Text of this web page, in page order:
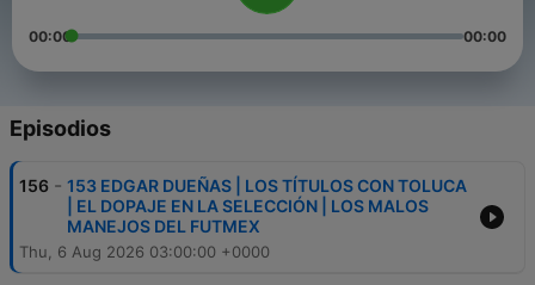
00:00 00:00
Episodios
156 - 153 EDGAR DUEÑAS | LOS TÍTULOS CON TOLUCA
| EL DOPAJE EN LA SELECCIÓN | LOS MALOS
MANEJOS DEL FUTMEX
Thu, 6 Aug 2026 03:00:00 +0000